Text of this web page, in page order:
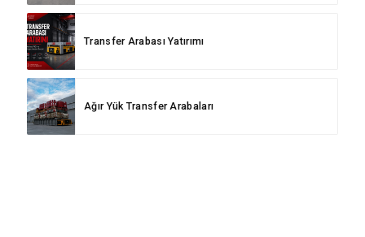
Transfer Arabası Yatırımı
Ağır Yük Transfer Arabaları